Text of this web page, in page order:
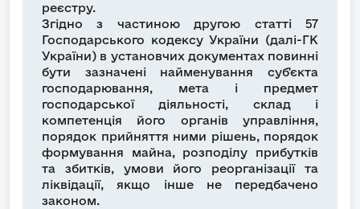
реєстру.
Згідно з частиною другою статті 57
Господарського кодексу України (далі-ГК
України) в установчих документах повинні
бути зазначені найменування суб'єкта
господарювання, мета і предмет
господарської діяльності, склад і
компетенція його органів управління,
порядок прийняття ними рішень, порядок
формування майна, розподілу прибутків
та збитків, умови його реорганізації та
ліквідації, якщо інше не передбачено
законом.